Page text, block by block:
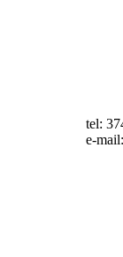
tel:
e-